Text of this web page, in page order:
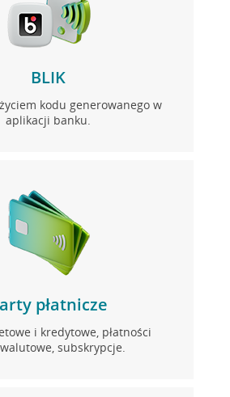
BLIK
kodu generowanego w
aplikacji banku.
płatnicze
i kredytowe, płatności
subskrypcje.